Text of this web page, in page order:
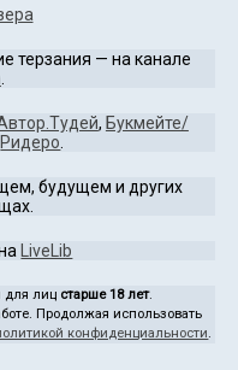
терзания — на канале
, Букмейте/
Ридеро
будущем и других
LiveLib
для лиц старше 18 лет.
Продолжая использовать
конфиденциальности.